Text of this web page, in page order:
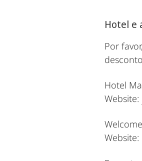
Hotel e
Por
Hotel
Website:
Website: